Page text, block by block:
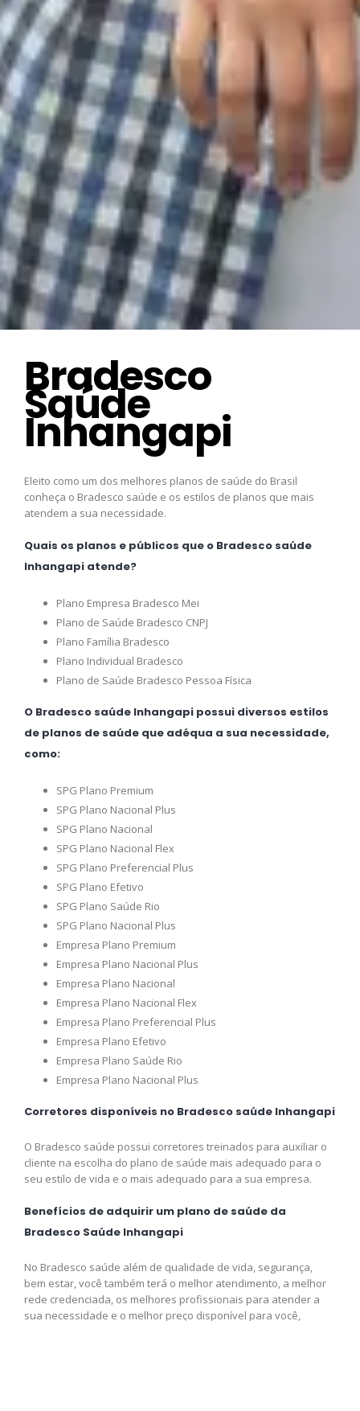
Bradesco
Saúde
Inhangapi
Eleito como um dos melhores planos de saúde do Brasil
conheça o Bradesco saúde e os estilos de planos que mais
atendem a sua necessidade.
Quais os planos e públicos que o Bradesco saúde
Inhangapi atende?
Plano Empresa Bradesco Mei
Plano de Saúde Bradesco CNPJ
Plano Família Bradesco
Plano Individual Bradesco
Plano de Saúde Bradesco Pessoa Física
O Bradesco saúde Inhangapi possui diversos estilos
de planos de saúde que adéqua a sua necessidade,
como:
SPG Plano Premium
SPG Plano Nacional Plus
SPG Plano Nacional
SPG Plano Nacional Flex
SPG Plano Preferencial Plus
SPG Plano Efetivo
SPG Plano Saúde Rio
SPG Plano Nacional Plus
Empresa Plano Premium
Empresa Plano Nacional Plus
Empresa Plano Nacional
Empresa Plano Nacional Flex
Empresa Plano Preferencial Plus
Empresa Plano Efetivo
Empresa Plano Saúde Rio
Empresa Plano Nacional Plus
Corretores disponíveis no Bradesco saúde Inhangapi
O Bradesco saúde possui corretores treinados para auxiliar o
cliente na escolha do plano de saúde mais adequado para o
seu estilo de vida e o mais adequado para a sua empresa.
Benefícios de adquirir um plano de saúde da
Bradesco Saúde Inhangapi
No Bradesco saúde além de qualidade de vida, segurança,
bem estar, você também terá o melhor atendimento, a melhor
rede credenciada, os melhores profissionais para atender a
sua necessidade e o melhor preço disponível para você,